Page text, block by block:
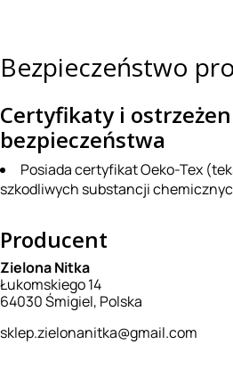
Bezpieczeństwo
Certyfikaty i
bezpieczeństwa
Posiada certyfikat Oeko-Tex
szkodliwych substancji
Producent
Zielona Nitka
Łukomskiego 14
64030 Śmigiel, Polska
sklep.zielonanitka@gmail.com